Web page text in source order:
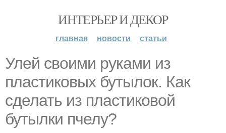
ИНТЕРЬЕР И ДЕКОР
главная новости статьи
Улей своими руками из
пластиковых бутылок. Как
сделать из пластиковой
бутылки пчелу?